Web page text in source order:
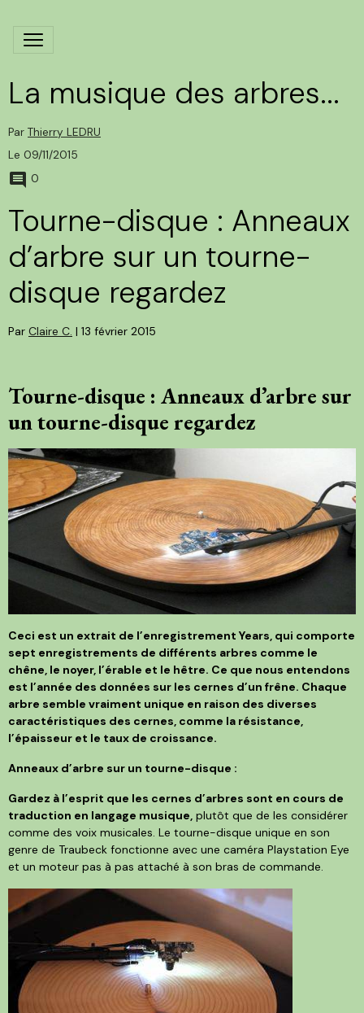
La musique des arbres...
Par Thierry LEDRU
Le 09/11/2015
0
Tourne-disque : Anneaux
d’arbre sur un tourne-
disque regardez
Par Claire C. | 13 février 2015
Tourne-disque : Anneaux d’arbre sur
un tourne-disque regardez
Ceci est un extrait de l’enregistrement Years, qui comporte
sept enregistrements de différents arbres comme le
chêne, le noyer, l’érable et le hêtre. Ce que nous entendons
est l’année des données sur les cernes d’un frêne. Chaque
arbre semble vraiment unique en raison des diverses
caractéristiques des cernes, comme la résistance,
l’épaisseur et le taux de croissance.
Anneaux d’arbre sur un tourne-disque :
Gardez à l’esprit que les cernes d’arbres sont en cours de
traduction en langage musique, plutôt que de les considérer
comme des voix musicales. Le tourne-disque unique en son
genre de Traubeck fonctionne avec une caméra Playstation Eye
et un moteur pas à pas attaché à son bras de commande.